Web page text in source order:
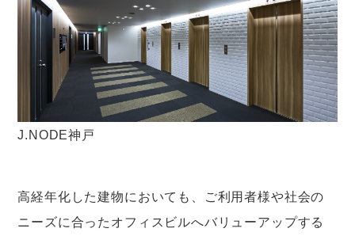
J.NODE神戸
高経年化した建物においても、ご利用者様や社会の
ニーズに合ったオフィスビルへバリューアップする